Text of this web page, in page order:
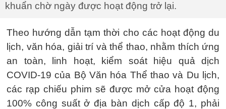
khuẩn chờ ngày được hoạt động trở lại.
Theo hướng dẫn tạm thời cho các hoạt động du
lịch, văn hóa, giải trí và thể thao, nhằm thích ứng
an toàn, linh hoạt, kiểm soát hiệu quả dịch
COVID-19 của Bộ Văn hóa Thể thao và Du lịch,
các rạp chiếu phim sẽ được mở cửa hoạt động
100% công suất ở địa bàn dịch cấp độ 1, phải